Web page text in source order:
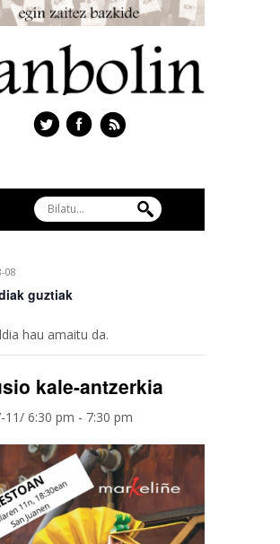
08
guztiak
hau amaitu da.
kale-antzerkia
11/ 6:30 pm - 7:30 pm